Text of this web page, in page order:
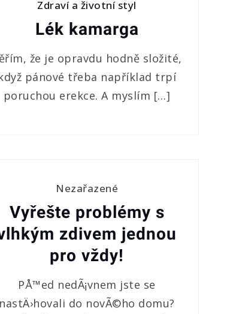
Zdraví a životní styl
Lék kamarga
že je opravdu hodně složité,
pánové třeba například trpí
poruchou erekce. A myslím […]
Nezařazené
Vyřešte problémy s
zdivem jednou
pro vždy!
PÅ™ed nedÃ¡vnem jste se
nastÄ›hovali do novÃ©ho domu?